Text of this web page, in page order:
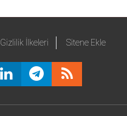
Gizlilik İlkeleri Sitene Ekle